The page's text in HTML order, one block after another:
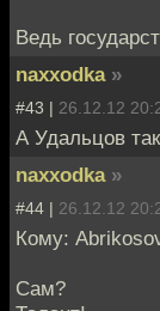
Ведь
naxxodka »
#43 | 26.12.12
А Удальцов
naxxodka »
#44 | 26.12.12
Кому:
Сам?